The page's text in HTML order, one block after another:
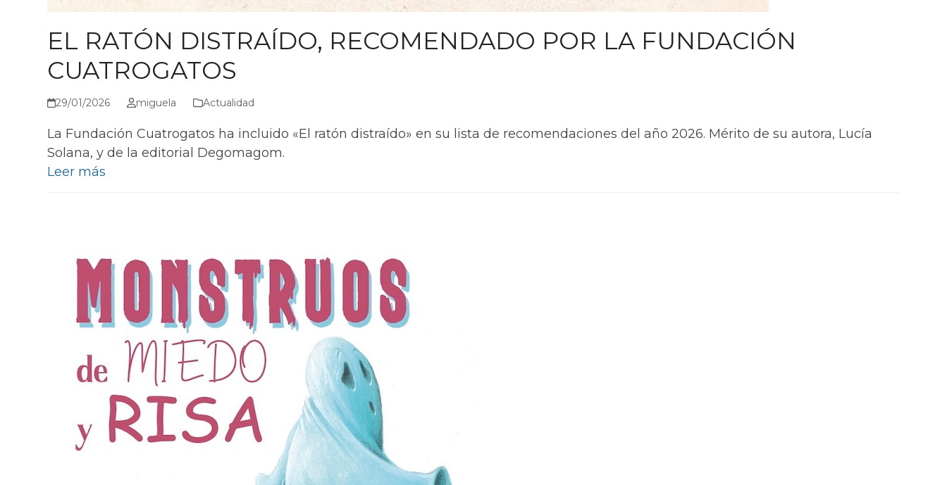
EL RATÓN DISTRAÍDO, RECOMENDADO POR LA FUNDACIÓN
CUATROGATOS
29/01/2026 miguela Actualidad
La Fundación Cuatrogatos ha incluido «El ratón distraído» en su lista de recomendaciones del año 2026. Mérito de su autora, Lucía
Solana, y de la editorial Degomagom.
Leer más